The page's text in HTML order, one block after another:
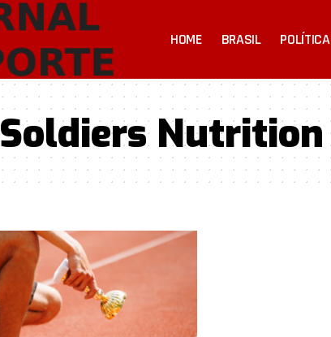
HOME BRASIL POLÍTICA
Soldiers Nutrition